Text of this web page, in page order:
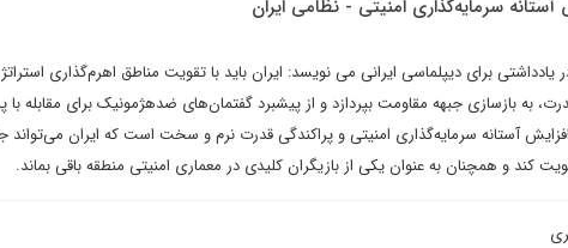
سرمایه‌گذاری امنیتی - نظامی ایران
برای دیپلماسی ایرانی می نویسد: ایران باید با تقویت مناطق اهرم‌گذاری
به بازسازی جبهه مقاومت بپردازد و از پیشبرد گفتمان‌های ضدهژمونیک برای مقابله با
افزایش آستانه سرمایه‌گذاری امنیتی و پراکندگی قدرت نرم و سخت است که ایران می‌تواند
کند و همچنان به عنوان یکی از بازیگران کلیدی در معماری امنیتی منطقه باقی بماند.